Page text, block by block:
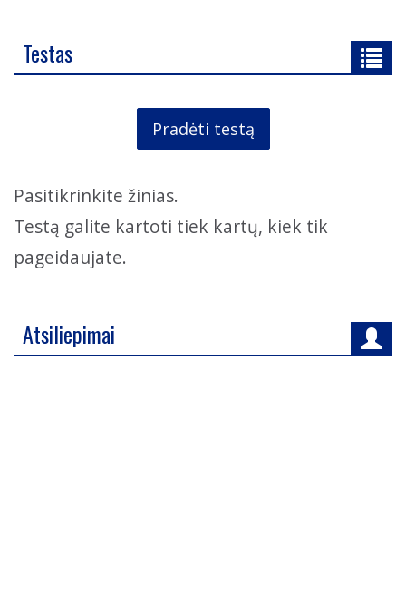
Testas
Pradėti testą
Pasitikrinkite žinias.
Testą galite kartoti tiek kartų, kiek tik
pageidaujate.
Atsiliepimai